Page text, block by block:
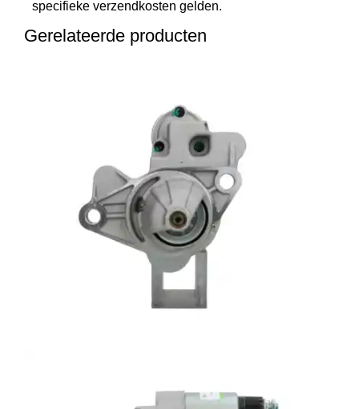
specifieke verzendkosten gelden.
Gerelateerde producten